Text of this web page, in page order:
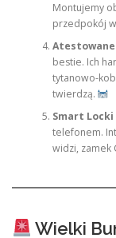
Montujemy
przedpokój
Atestowane
bestie. Ich
tytanowo-
twierdzą.
Smart
telefonem.
widzi, zamek
Wielki